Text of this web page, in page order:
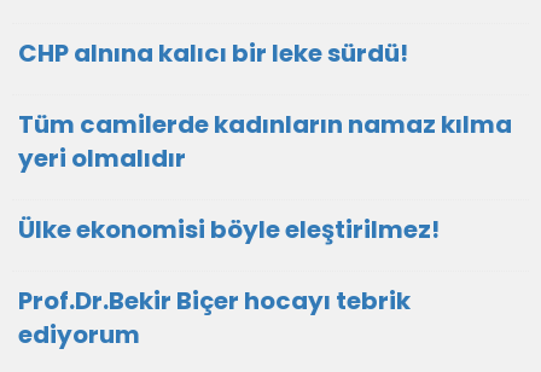
CHP alnına kalıcı bir leke sürdü!
Tüm camilerde kadınların namaz kılma
yeri olmalıdır
Ülke ekonomisi böyle eleştirilmez!
Prof.Dr.Bekir Biçer hocayı tebrik
ediyorum